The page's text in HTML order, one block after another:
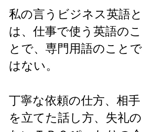
私の言うビジネス英語と
は、仕事で使う英語のこ
とで、専門用語のことで
はない。
丁寧な依頼の仕方、相手
を立てた話し方、失礼の